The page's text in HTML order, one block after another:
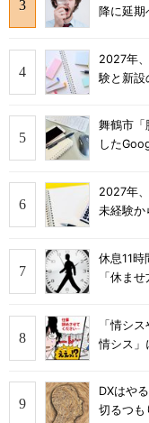
降に延期
2027年
験と新設
舞鶴市
した
2027年
未経験か
休息11
「休ませ
「情シ
情シス」
DXはや
切るつも